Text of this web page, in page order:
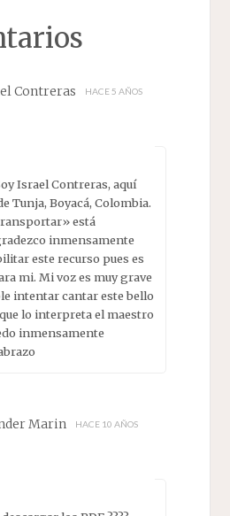
Contreras HACE 5 AÑOS
Israel Contreras, aquí
Tunja, Boyacá, Colombia.
está
inmensamente
este recurso pues es
mi. Mi voz es muy grave
intentar cantar este bello
lo interpreta el maestro
inmensamente
Marin HACE 10 AÑOS